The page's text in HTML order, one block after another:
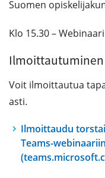
Suomen
Klo 15.30 –
Ilmoittautuminen
Voit ilmoittautua
asti.
Ilmoittaudu
Teams-